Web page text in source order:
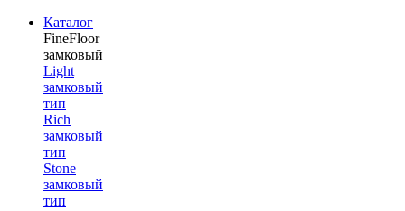
Каталог
FineFloor
замковый
Light
замковый
тип
Rich
замковый
тип
Stone
замковый
тип